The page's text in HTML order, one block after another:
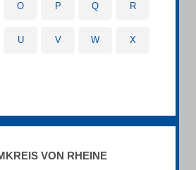
O P Q R
U V W X
VON RHEINE